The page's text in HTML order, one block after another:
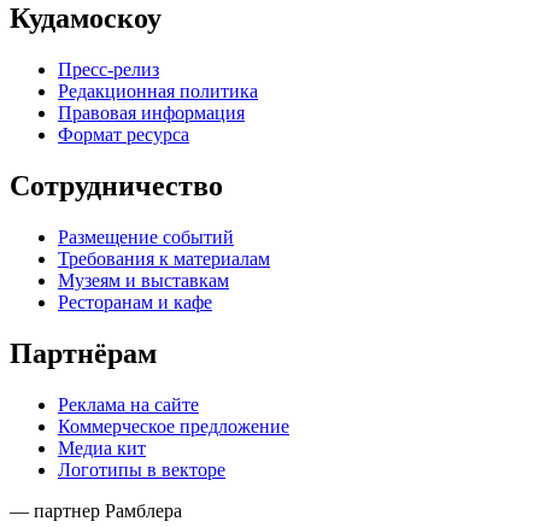
Кудамоскоу
Пресс-релиз
Редакционная политика
Правовая информация
Формат ресурса
Сотрудничество
Размещение событий
Требования к материалам
Музеям и выставкам
Ресторанам и кафе
Партнёрам
Реклама на сайте
Коммерческое предложение
Медиа кит
Логотипы в векторе
— партнер Рамблера